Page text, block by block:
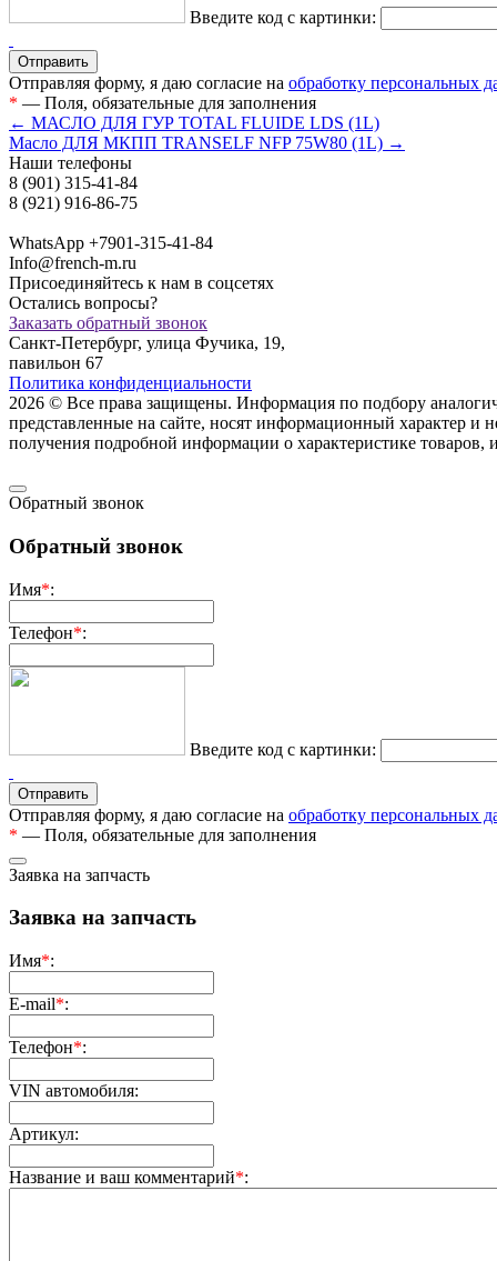
Введите код с картинки:
Отправляя форму, я даю согласие на обработку персональных
* — Поля, обязательные для заполнения
← МАСЛО ДЛЯ ГУР TOTAL FLUIDE LDS (1L)
Mасло ДЛЯ МКПП TRANSELF NFP 75W80 (1L) →
Наши телефоны
8 (901) 315-41-84
8 (921) 916-86-75
WhatsApp +7901-315-41-84
Info@french-m.ru
Присоединяйтесь к нам в соцсетях
Остались вопросы?
Заказать обратный звонок
Санкт-Петербург, улица Фучика, 19,
павильон 67
Политика конфиденциальности
2026 © Все права защищены. Информация по подбору
представленные на сайте, носят информационный характер и
пoлучения подрoбной инфoрмации о харaктеристике
Обратный звонок
Обратный звонок
Имя*:
Телефон*:
Введите код с картинки:
Отправляя форму, я даю согласие на обработку персональных
* — Поля, обязательные для заполнения
Заявка на запчасть
Заявка на запчасть
Имя*:
E-mail*:
Телефон*:
VIN автомобиля:
Артикул:
Название и ваш комментарий*: